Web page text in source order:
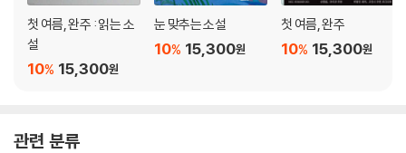
이 숱한 사랑의 서사 _192
새집 생활 _197
그런 나무가 되었다 _204
가능한 한 이팝나무에 가깝게 _213
부록식물 군상 _229
첫 여름, 완주 : 읽는 소
설
15,300원
10%
눈 맞추는 소설
15,300원
10%
첫 여름, 완주
15,300원
10%
관련 분류